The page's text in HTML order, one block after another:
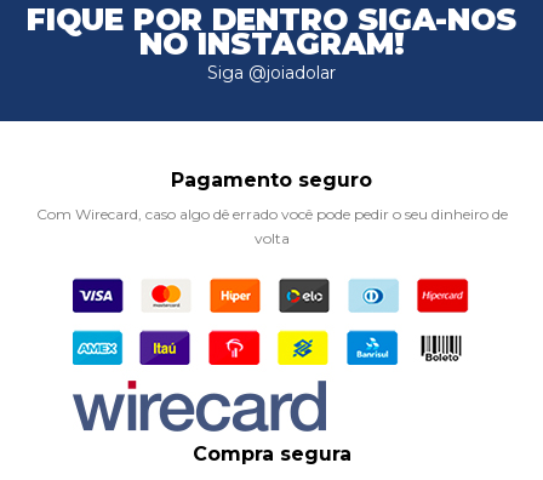
FIQUE POR DENTRO SIGA-NOS
NO INSTAGRAM!
Siga @joiadolar
Pagamento seguro
Com Wirecard, caso algo dê errado você pode pedir o seu dinheiro de
volta
Compra segura